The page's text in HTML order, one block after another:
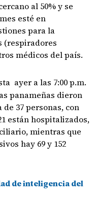
al 50% y se
esté en
para la
(respiradores
médicos del país.
ayer a las 7:00 p.m.
panameñas dieron
37 personas, con
están hospitalizados,
mientras que
hay 69 y 152
de inteligencia del